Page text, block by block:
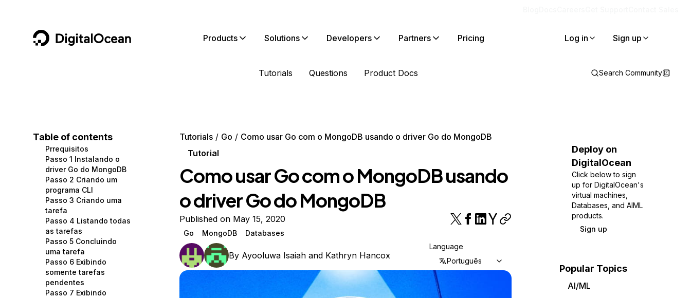
DigitalOcean Products
Containers and Images
Managed Databases
Management and Dev Tools
Networking
Security
Storage
Browse all products
Solutions
Data and IoT
Developer Tools
Gaming and Media
Hosting
Security and Networking
Startups and SMBs
Web and App Platforms
See all solutions
Developers
Developer Tools
Get Involved
Utilities and Help
Partners Pricing Log in Sign up
Tutorials Questions Product Docs Search Community
Table of contents
Prrequisitos
Passo 1 Instalando o
driver Go do MongoDB
Passo 2 Criando um
programa CLI
Passo 3 Criando uma
tarefa
Passo 4 Listando todas
as tarefas
Passo 5 Concluindo
uma tarefa
Passo 6 Exibindo
somente tarefas
pendentes
Passo 7 Exibindo
Tutorials Go
Como usar Go com o MongoDB usando o driver Go do MongoDB
Tutorial
Como usar Go com o MongoDB usando
o driver Go do MongoDB
Published on May 15, 2020
Go MongoDB Databases
By Ayooluwa Isaiahand Kathryn Hancox
Language
Português
Deploy on
DigitalOcean
Click below to sign
up for DigitalOcean's
virtual machines,
Databases, and AIML
products.
Sign up
Popular Topics
AI/ML